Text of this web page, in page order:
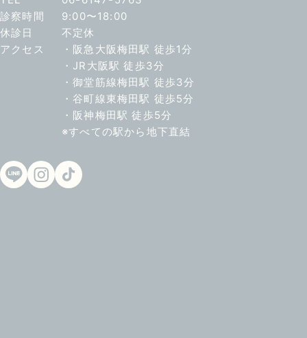
診察時間
9:00〜18:00
休診日
不定休
アクセス
・阪急大阪梅田駅 徒歩1分
・JR大阪駅 徒歩3分
・御堂筋線梅田駅 徒歩3分
・谷町線東梅田駅 徒歩5分
・阪神梅田駅 徒歩5分
※すべての駅から地下直結